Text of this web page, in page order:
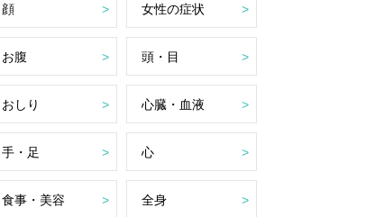
顔 女性の症状
お腹 頭・目
おしり 心臓・血液
手・足 心
食事・美容 全身